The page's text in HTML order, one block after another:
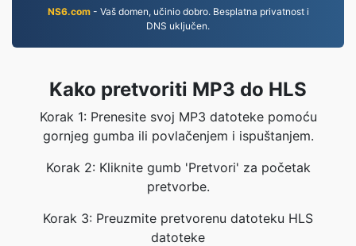
NS6.com- Vaš domen, učinio dobro. Besplatna privatnost i
DNS uključen.
Kako pretvoriti MP3 do HLS
Korak 1: Prenesite svoj MP3 datoteke pomoću
gornjeg gumba ili povlačenjem i ispuštanjem.
Korak 2: Kliknite gumb 'Pretvori' za početak
pretvorbe.
Korak 3: Preuzmite pretvorenu datoteku HLS
datoteke